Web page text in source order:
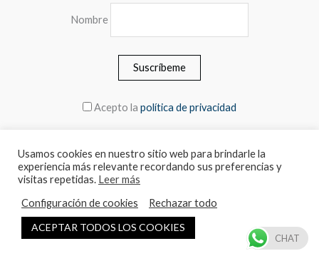
Nombre
Acepto la política de privacidad
© 2026 MEBLERO - Los precios incluyen el IVA.
Usamos cookies en nuestro sitio web para brindarle la
experiencia más relevante recordando sus preferencias y
visitas repetidas. Leer más
Configuración de cookies
Rechazar todo
ACEPTAR TODOS LOS COOKIES
CHAT
Español